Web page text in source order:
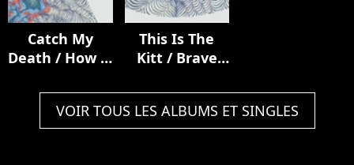
Catch My
Death / How It
This Is The
Kitt / Brave
VOIR TOUS LES ALBUMS ET SINGLES